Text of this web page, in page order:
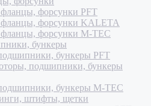
форсунки PFT
форсунки KALETA
форсунки M-TEC
бункеры
бункеры PFT
подшипники, бункеры
бункеры M-TEC
штифты, щетки